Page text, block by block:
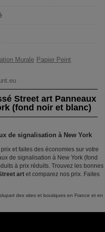
Murale Papier Peint
Street art Panneaux
(fond noir et blanc)
de signalisation à New York
et faites des économies sur votre
de signalisation à New York (fond
à prix réduits. Trouvez les bonnes
art et comparez nos prix. Faites
des sites et boutiques en France et en